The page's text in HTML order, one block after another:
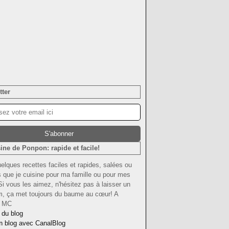
de Ponpon: rapide et facile!
recettes faciles et rapides, salées ou
que je cuisine pour ma famille ou pour mes
vous les aimez, n'hésitez pas à laisser un
ça met toujours du baume au cœur! A
MC
blog
blog avec CanalBlog